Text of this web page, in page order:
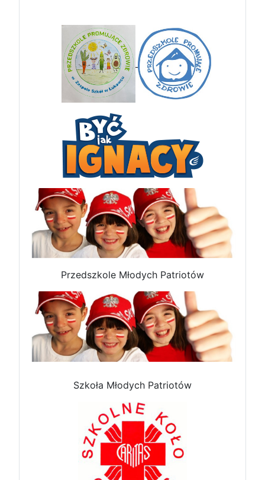
Przedszkole Młodych Patriotów
Szkoła Młodych Patriotów